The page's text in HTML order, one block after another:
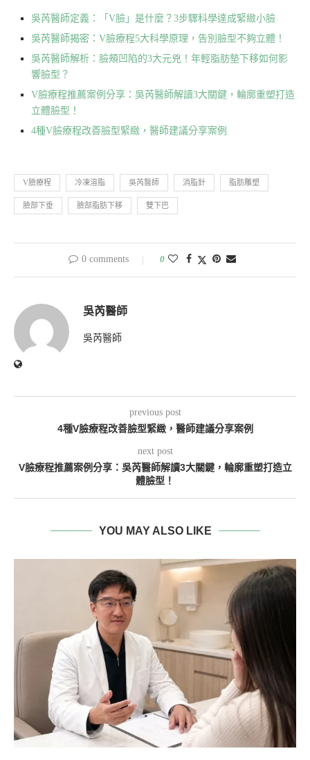
吳芮醫師定義：「V臉」是什麼？3步驟科學達成緊緻小臉
吳芮醫師揭密：V臉療程5大科學原理，告別臉型不夠立體！
吳芮醫師解析：臉頰凹陷的3大元兇！年輕脂肪墊下移如何影
響臉型？
V臉療程推薦案例分享：吳芮醫師解讀3大關鍵，輪廓重塑打造
立體臉型！
4種V臉療程改善臉型緊緻，醫師建議分享案例
V臉療程 冷凍溶脂 吳芮醫師 消脂針 脂肪雕塑
臉部下垂 臉部脂肪下移 雙下巴
0 comments 0
吳芮醫師
吳芮醫師
previous post
4種V臉療程改善臉型緊緻，醫師建議分享案例
next post
V臉療程推薦案例分享：吳芮醫師解讀3大關鍵，輪廓重塑打造立
體臉型！
YOU MAY ALSO LIKE